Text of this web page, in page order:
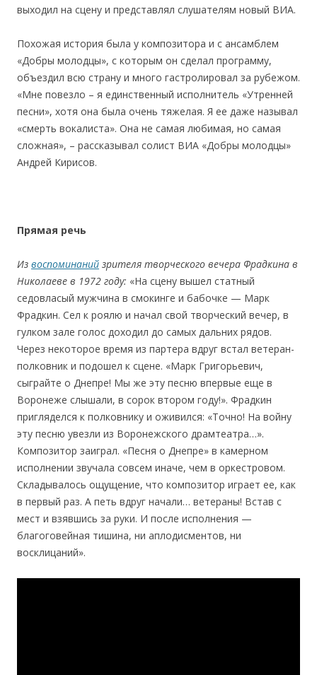
выходил на сцену и представлял слушателям новый ВИА.
Похожая история была у композитора и с ансамблем
«Добры молодцы», с которым он сделал программу,
объездил всю страну и много гастролировал за рубежом.
«Мне повезло – я единственный исполнитель «Утренней
песни», хотя она была очень тяжелая. Я ее даже называл
«смерть вокалиста». Она не самая любимая, но самая
сложная», – рассказывал солист ВИА «Добры молодцы»
Андрей Кирисов.
Прямая речь
Из воспоминаний зрителя творческого вечера Фрадкина в
Николаеве в 1972 году: «На сцену вышел статный
седовласый мужчина в смокинге и бабочке — Марк
Фрадкин. Сел к роялю и начал свой творческий вечер, в
гулком зале голос доходил до самых дальних рядов.
Через некоторое время из партера вдруг встал ветеран-
полковник и подошел к сцене. «Марк Григорьевич,
сыграйте о Днепре! Мы же эту песню впервые еще в
Воронеже слышали, в сорок втором году!». Фрадкин
пригляделся к полковнику и оживился: «Точно! На войну
эту песню увезли из Воронежского драмтеатра…».
Композитор заиграл. «Песня о Днепре» в камерном
исполнении звучала совсем иначе, чем в оркестровом.
Складывалось ощущение, что композитор играет ее, как
в первый раз. А петь вдруг начали… ветераны! Встав с
мест и взявшись за руки. И после исполнения —
благоговейная тишина, ни аплодисментов, ни
восклицаний».